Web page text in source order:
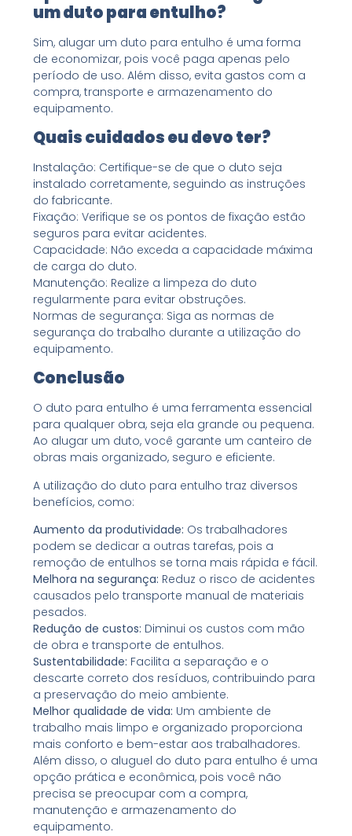
um duto para entulho?
Sim, alugar um duto para entulho é uma forma
de economizar, pois você paga apenas pelo
período de uso. Além disso, evita gastos com a
compra, transporte e armazenamento do
equipamento.
Quais cuidados eu devo ter?
Instalação: Certifique-se de que o duto seja
instalado corretamente, seguindo as instruções
do fabricante.
Fixação: Verifique se os pontos de fixação estão
seguros para evitar acidentes.
Capacidade: Não exceda a capacidade máxima
de carga do duto.
Manutenção: Realize a limpeza do duto
regularmente para evitar obstruções.
Normas de segurança: Siga as normas de
segurança do trabalho durante a utilização do
equipamento.
Conclusão
O duto para entulho é uma ferramenta essencial
para qualquer obra, seja ela grande ou pequena.
Ao alugar um duto, você garante um canteiro de
obras mais organizado, seguro e eficiente.
A utilização do duto para entulho traz diversos
benefícios, como:
Aumento da produtividade: Os trabalhadores
podem se dedicar a outras tarefas, pois a
remoção de entulhos se torna mais rápida e fácil.
Melhora na segurança: Reduz o risco de acidentes
causados pelo transporte manual de materiais
pesados.
Redução de custos: Diminui os custos com mão
de obra e transporte de entulhos.
Sustentabilidade: Facilita a separação e o
descarte correto dos resíduos, contribuindo para
a preservação do meio ambiente.
Melhor qualidade de vida: Um ambiente de
trabalho mais limpo e organizado proporciona
mais conforto e bem-estar aos trabalhadores.
Além disso, o aluguel do duto para entulho é uma
opção prática e econômica, pois você não
precisa se preocupar com a compra,
manutenção e armazenamento do
equipamento.